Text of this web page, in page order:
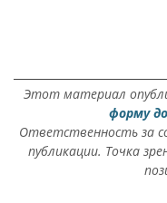
Этот материал
форму
Ответственность за
публикации. Точка